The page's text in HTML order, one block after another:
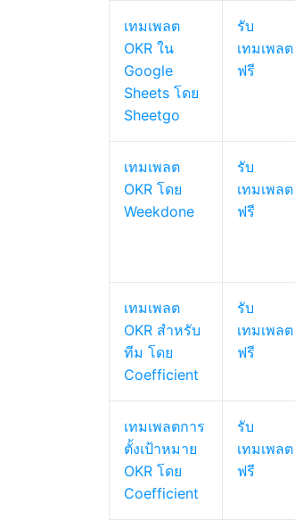
เทมเพลต
OKR ใน
Google
Sheets โดย
Sheetgo
รับ
เทมเพลต
ฟรี
เทมเพลต
OKR โดย
Weekdone
รับ
เทมเพลต
ฟรี
เทมเพลต
OKR สำหรับ
ทีม โดย
Coefficient
รับ
เทมเพลต
ฟรี
เทมเพลตการ
ตั้งเป้าหมาย
OKR โดย
Coefficient
รับ
เทมเพลต
ฟรี